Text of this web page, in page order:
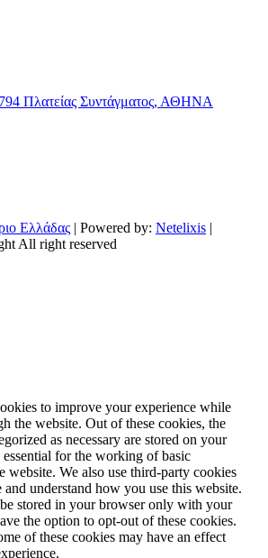
Πλατείας Συντάγματος, ΑΘΗΝΑ
Ελλάδας | Powered by: Netelixis |
All right reserved
to improve your experience while
the website. Out of these cookies, the
as necessary are stored on your
essential for the working of basic
website. We also use third-party cookies
and understand how you use this website.
stored in your browser only with your
the option to opt-out of these cookies.
of these cookies may have an effect